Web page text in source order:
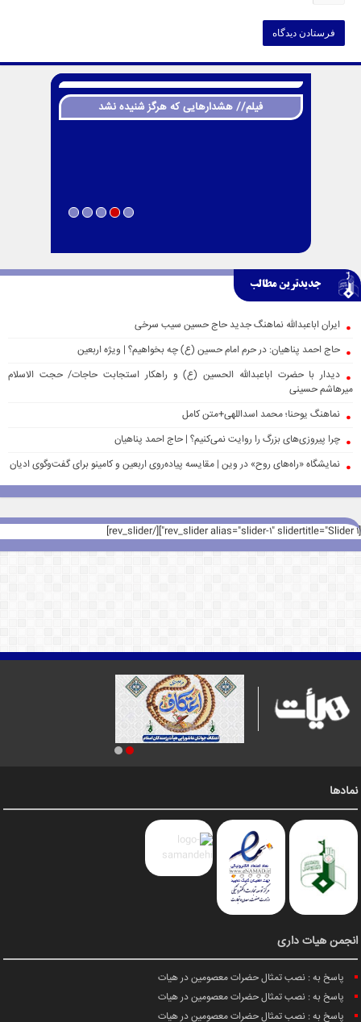
فیلم// هشدارهایی که هرگز شنیده نشد
جدیدترین مطالب
ایران اباعبدالله نماهنگ جدید حاج حسین سیب سرخی
حاج احمد پناهیان: در حرم امام حسین (ع) چه بخواهیم؟ | ویژه اربعین
دیدار با حضرت اباعبدالله الحسین (ع) و راهکار استجابت حاجات/ حجت الاسلام
میرهاشم حسینی
نماهنگ یوحنا؛ محمد اسداللهی+متن کامل
چرا پیروزی‌های بزرگ را روایت نمی‌کنیم؟ | حاج احمد پناهیان
نمایشگاه «راه‌های روح» در وین | مقایسه پیاده‌روی اربعین و کامینو برای گفت‌وگوی ادیان
[rev_slider alias="slider-1" slidertitle="Slider 1"][/rev_slider]
نمادها
انجمن هیات داری
پاسخ به : نصب تمثال حضرات معصومین در هیات
پاسخ به : نصب تمثال حضرات معصومین در هیات
پاسخ به : نصب تمثال حضرات معصومین در هیات